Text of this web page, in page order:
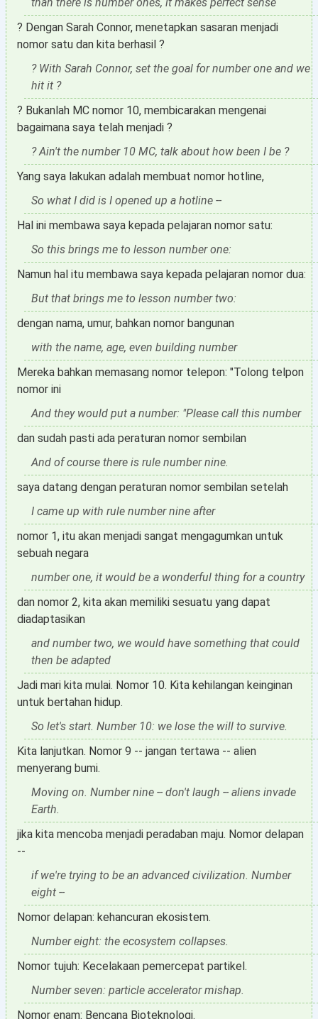
? Dengan Sarah Connor, menetapkan sasaran menjadi
nomor satu dan kita berhasil ?
? With Sarah Connor, set the goal for number one and we
hit it ?
? Bukanlah MC nomor 10, membicarakan mengenai
bagaimana saya telah menjadi ?
? Ain't the number 10 MC, talk about how been I be ?
Yang saya lakukan adalah membuat nomor hotline,
So what I did is I opened up a hotline --
Hal ini membawa saya kepada pelajaran nomor satu:
So this brings me to lesson number one:
Namun hal itu membawa saya kepada pelajaran nomor dua:
But that brings me to lesson number two:
dengan nama, umur, bahkan nomor bangunan
with the name, age, even building number
Mereka bahkan memasang nomor telepon: "Tolong telpon
nomor ini
And they would put a number: "Please call this number
dan sudah pasti ada peraturan nomor sembilan
And of course there is rule number nine.
saya datang dengan peraturan nomor sembilan setelah
I came up with rule number nine after
nomor 1, itu akan menjadi sangat mengagumkan untuk
sebuah negara
number one, it would be a wonderful thing for a country
dan nomor 2, kita akan memiliki sesuatu yang dapat
diadaptasikan
and number two, we would have something that could
then be adapted
Jadi mari kita mulai. Nomor 10. Kita kehilangan keinginan
untuk bertahan hidup.
So let's start. Number 10: we lose the will to survive.
Kita lanjutkan. Nomor 9 -- jangan tertawa -- alien
menyerang bumi.
Moving on. Number nine -- don't laugh -- aliens invade
Earth.
jika kita mencoba menjadi peradaban maju. Nomor delapan
--
if we're trying to be an advanced civilization. Number
eight --
Nomor delapan: kehancuran ekosistem.
Number eight: the ecosystem collapses.
Nomor tujuh: Kecelakaan pemercepat partikel.
Number seven: particle accelerator mishap.
Nomor enam: Bencana Bioteknologi.